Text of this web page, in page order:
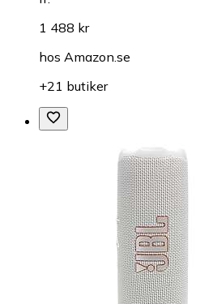
1 488 kr
hos Amazon.se
+21 butiker